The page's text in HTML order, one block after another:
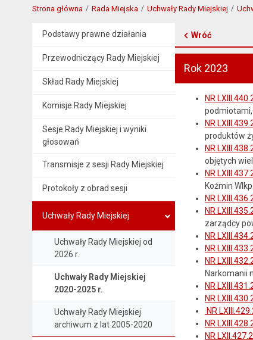
Strona główna Rada Miejska Uchwały Rady Miejskiej
Podstawy prawne działania
Przewodniczący Rady Miejskiej
Skład Rady Miejskiej
Komisje Rady Miejskiej
Sesje Rady Miejskiej i wyniki
głosowań
Transmisje z sesji Rady Miejskiej
Protokoły z obrad sesji
Uchwały Rady Miejskiej
Uchwały Rady Miejskiej od
2026 r.
Uchwały Rady Miejskiej
2020-2025 r.
Uchwały Rady Miejskiej
archiwum z lat 2005-2020
Wróć
Rok 2023
NR
podmiotami,
NR
produktów
NR
objętych
NR
Koźmin
NR
NR
zarządcy
NR
NR
NR
Narkomanii
NR
NR
NR
NR
NR